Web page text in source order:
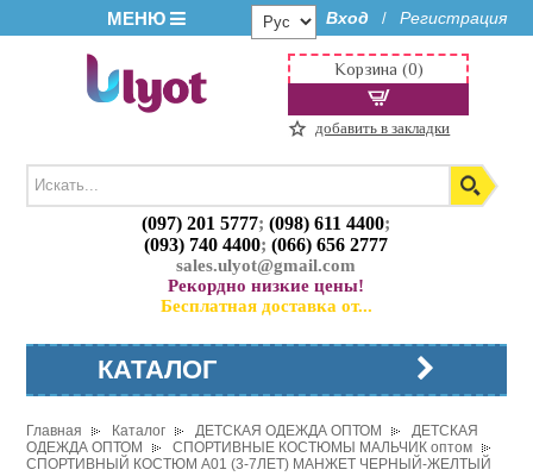
МЕНЮ Вход / Регистрация
(097) 201 5777;(098) 611 4400;
(093) 740 4400;(066) 656 2777
sales.ulyot@gmail.com
Рекордно низкие цены!
Бесплатная доставка от...
Корзина (0)
добавить в закладки
КАТАЛОГ
Главная Каталог ДЕТСКАЯ ОДЕЖДА ОПТОМ
ДЕТСКАЯ
ОДЕЖДА ОПТОМ
СПОРТИВНЫЕ КОСТЮМЫ МАЛЬЧИК оптом
СПОРТИВНЫЙ КОСТЮМ A01 (3-7ЛЕТ) МАНЖЕТ ЧЕРНЫЙ-ЖЕЛТЫЙ